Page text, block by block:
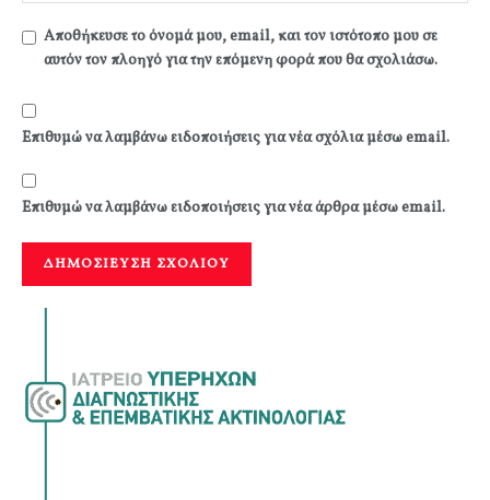
Αποθήκευσε το όνομά μου, email, και τον ιστότοπο μου σε
αυτόν τον πλοηγό για την επόμενη φορά που θα σχολιάσω.
Επιθυμώ να λαμβάνω ειδοποιήσεις για νέα σχόλια μέσω email.
Επιθυμώ να λαμβάνω ειδοποιήσεις για νέα άρθρα μέσω email.